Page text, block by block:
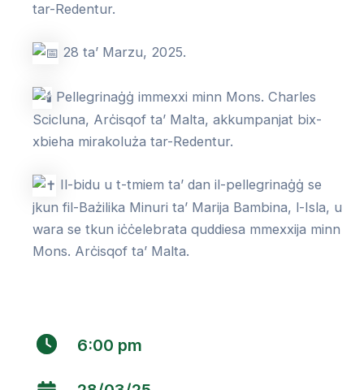
tar-Redentur.
28 ta’ Marzu, 2025.
Pellegrinaġġ immexxi minn Mons. Charles
Scicluna, Arċisqof ta’ Malta, akkumpanjat bix-
xbieha mirakoluża tar-Redentur.
Il-bidu u t-tmiem ta’ dan il-pellegrinaġġ se
jkun fil-Bażilika Minuri ta’ Marija Bambina, l-Isla, u
wara se tkun iċċelebrata quddiesa mmexxija minn
Mons. Arċisqof ta’ Malta.
6:00 pm